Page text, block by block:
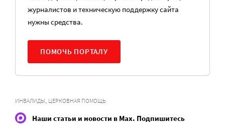
журналистов и техническую поддержку сайта
нужны средства.
ПОМОЧЬ ПОРТАЛУ
ИНВАЛИДЫ, ЦЕРКОВНАЯ ПОМОЩЬ
Наши статьи и новости в Max. Подпишитесь